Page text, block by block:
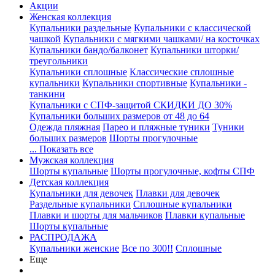
Акции
Женская коллекция
Купальники раздельные Купальники с классической
чашкой Купальники с мягкими чашками/ на косточках
Купальники бандо/балконет Купальники шторки/
треугольники
Купальники сплошные Классические сплошные
купальники Купальники спортивные Купальники -
танкини
Купальники с СПФ-защитой СКИДКИ ДО 30%
Купальники больших размеров от 48 до 64
Одежда пляжная Парео и пляжные туники Туники
больших размеров Шорты прогулочные
... Показать все
Мужская коллекция
Шорты купальные Шорты прогулочные, кофты СПФ
Детская коллекция
Купальники для девочек Плавки для девочек
Раздельные купальники Сплошные купальники
Плавки и шорты для мальчиков Плавки купальные
Шорты купальные
РАСПРОДАЖА
Купальники женские Все по 300!! Сплошные
Еще